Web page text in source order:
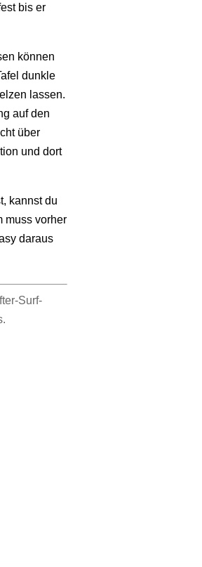
bis er
können
dunkle
lassen.
auf den
über
und dort
kannst du
muss vorher
daraus
Surf-